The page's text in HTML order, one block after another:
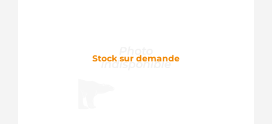
Stock sur demande